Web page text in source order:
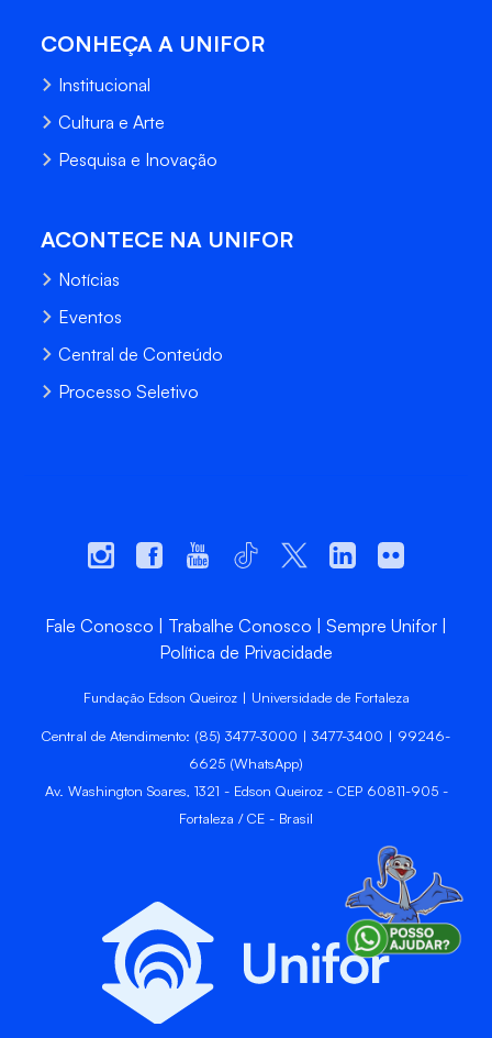
CONHEÇA A UNIFOR
Institucional
Cultura e Arte
Pesquisa e Inovação
ACONTECE NA UNIFOR
Notícias
Eventos
Central de Conteúdo
Processo Seletivo
Fale Conosco Trabalhe Conosco
Sempre Unifor
Política de Privacidade
Fundação Edson Queiroz | Universidade de Fortaleza
Central de Atendimento: (85) 3477-3000 | 3477-3400 | 99246-
6625 (WhatsApp)
Av. Washington Soares, 1321 - Edson Queiroz - CEP 60811-905 -
Fortaleza / CE - Brasil